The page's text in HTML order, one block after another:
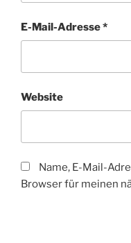
E-Mail-Adresse*
Website
Name, E-Mail-
Browser für meinen